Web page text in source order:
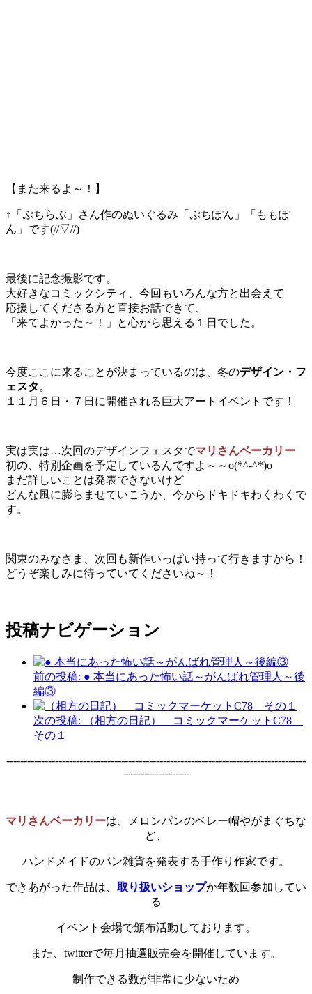
【また来るよ～！】
↑「ぷちらぶ」さん作のぬいぐるみ「ぷちぽん」「ももぽ
ん」です(//▽//)
最後に記念撮影です。
大好きなコミックシティ、今回もいろんな方と出会えて
応援してくださる方と直接お話できて、
「来てよかった～！」と心から思える１日でした。
今度ここに来ることが決まっているのは、冬のデザイン・フ
ェスタ 。
１１月６日・７日に開催される巨大アートイベントです！
実は実は…次回のデザインフェスタでマリさんベーカリー
初の、特別企画を予定しているんですよ～～o(*^-^*)o
まだ詳しいことは発表できないけど
どんな風に膨らませていこうか、今からドキドキわくわくで
す。
関東のみなさま、次回も新作いっぱい持って行きますから！
どうぞ楽しみに待っていてくださいね～！
投稿ナビゲーション
前の投稿: ● 本当にあった怖い話～がんばれ管理人～後
編③
次の投稿:
（相方の日記） コミックマーケットC78
その１
--------------------------------------------------------------------------------------
-------------------
マリさんベーカリーは、メロンパンのベレー帽やがまぐちな
ど、
ハンドメイドのパン雑貨を発表する手作り作家です。
できあがった作品は、 取り扱いショップか年数回参加してい
る
イベント会場で頒布活動しております。
また、twitterで毎月抽選販売会を開催しています。
制作できる数が非常に少ないため